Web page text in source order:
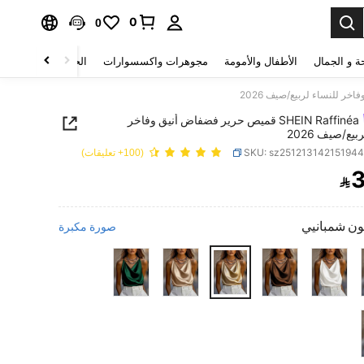
0
0
و الجمال الأطفال والأمومة مجوهرات واكسسوارات الحقائب والأمتعة
SHEIN Raffinéa قميص حرير فضفاض أنيق وفاخر
صيف 2026
SKU: (100+ تعليقات)
PRICE AND 
شمبانيي صورة مكبرة